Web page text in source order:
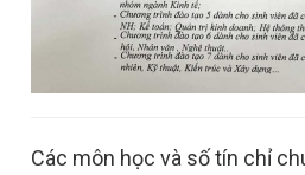
Các môn học và số tín chỉ